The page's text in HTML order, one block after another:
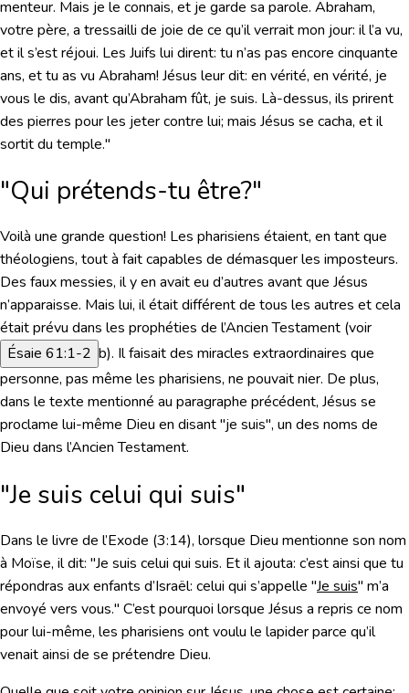
menteur. Mais je le connais, et je garde sa parole. Abraham,
votre père, a tressailli de joie de ce qu’il verrait mon jour: il l’a vu,
et il s’est réjoui. Les Juifs lui dirent: tu n’as pas encore cinquante
ans, et tu as vu Abraham! Jésus leur dit: en vérité, en vérité, je
vous le dis, avant qu’Abraham fût, je suis. Là-dessus, ils prirent
des pierres pour les jeter contre lui; mais Jésus se cacha, et il
sortit du temple."
"Qui prétends-tu être?"
Voilà une grande question! Les pharisiens étaient, en tant que
théologiens, tout à fait capables de démasquer les imposteurs.
Des faux messies, il y en avait eu d’autres avant que Jésus
n’apparaisse. Mais lui, il était différent de tous les autres et cela
était prévu dans les prophéties de l’Ancien Testament (voir
Ésaie 61:1-2 b). Il faisait des miracles extraordinaires que
personne, pas même les pharisiens, ne pouvait nier. De plus,
dans le texte mentionné au paragraphe précédent, Jésus se
proclame lui-même Dieu en disant "je suis", un des noms de
Dieu dans l’Ancien Testament.
"Je suis celui qui suis"
Dans le livre de l’Exode (3:14), lorsque Dieu mentionne son nom
à Moïse, il dit: "Je suis celui qui suis. Et il ajouta: c’est ainsi que tu
répondras aux enfants d’Israël: celui qui s’appelle "Je suis" m’a
envoyé vers vous." C’est pourquoi lorsque Jésus a repris ce nom
pour lui-même, les pharisiens ont voulu le lapider parce qu’il
venait ainsi de se prétendre Dieu.